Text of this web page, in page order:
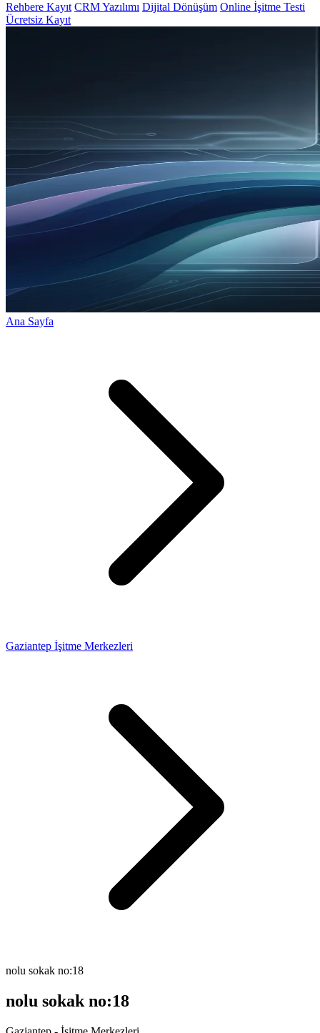
Rehbere Kayıt CRM Yazılımı Dijital Dönüşüm Online İşitme Testi
Ücretsiz Kayıt
Ana Sayfa
Gaziantep İşitme Merkezleri
nolu sokak no:18
nolu sokak no:18